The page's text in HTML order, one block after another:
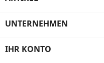
UNTERNEHMEN
IHR KONTO